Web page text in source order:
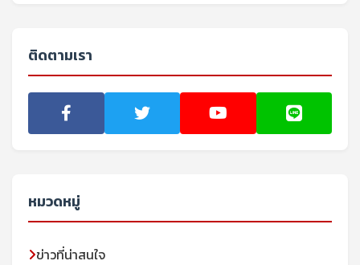
ติดตามเรา
หมวดหมู่
ข่าวที่น่าสนใจ